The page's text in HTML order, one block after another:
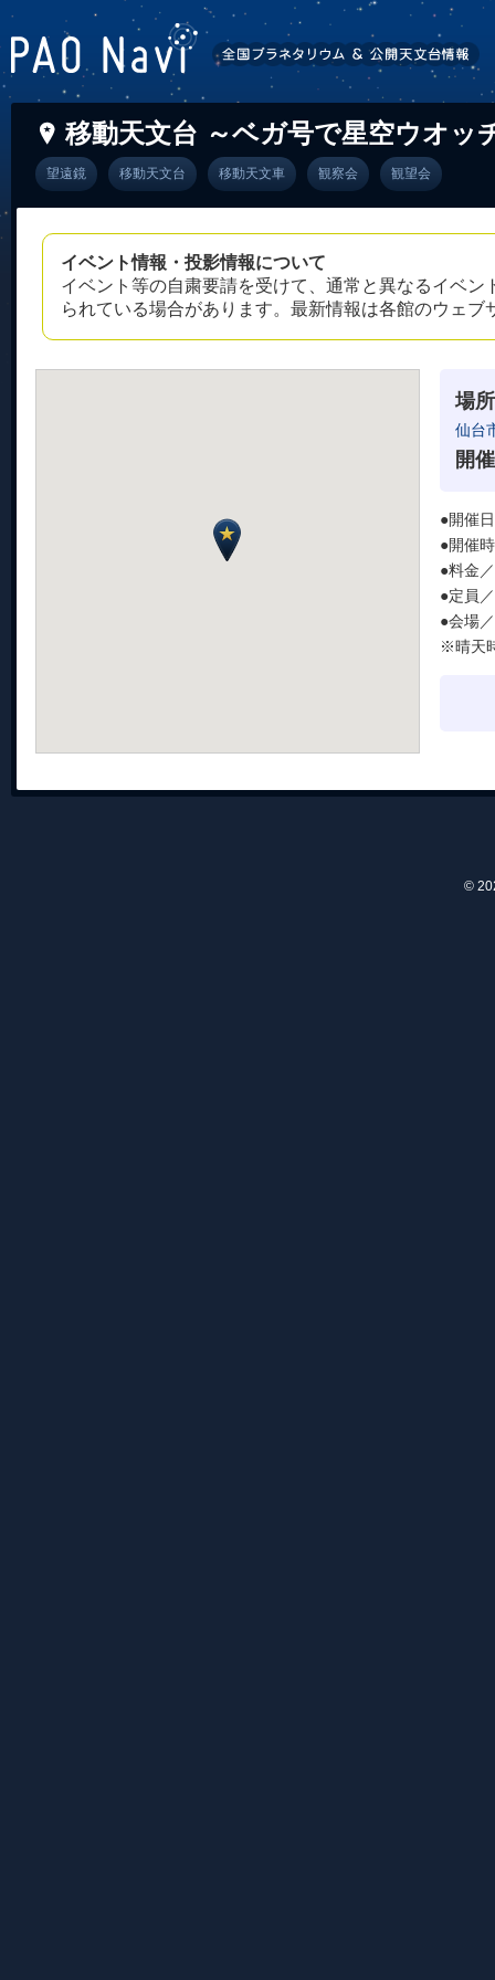
移動天文台 ～ベガ号で星空ウオ
望遠鏡 移動天文台 移動天文車 観察会 観望会
イベント情報・投影情報について
イベント等の自粛要請を受けて、通常と異なるイベ
られている場合があります。最新情報は各館のウェ
場所
仙台
開
●開催
●開催
●料金
●定員
●会場
※晴天
©